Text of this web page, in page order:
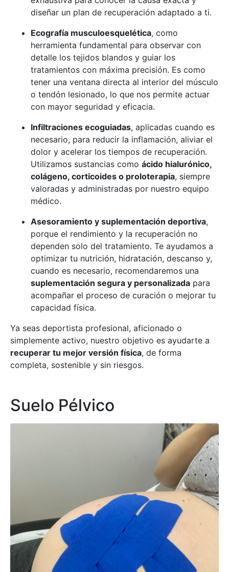
diseñar un plan de recuperación adaptado a ti.
Ecografía musculoesquelética, como
herramienta fundamental para observar con
detalle los tejidos blandos y guiar los
tratamientos con máxima precisión. Es como
tener una ventana directa al interior del músculo
o tendón lesionado, lo que nos permite actuar
con mayor seguridad y eficacia.
Infiltraciones ecoguiadas, aplicadas cuando es
necesario, para reducir la inflamación, aliviar el
dolor y acelerar los tiempos de recuperación.
Utilizamos sustancias como ácido hialurónico,
colágeno, corticoides o proloterapia, siempre
valoradas y administradas por nuestro equipo
médico.
Asesoramiento y suplementación deportiva,
porque el rendimiento y la recuperación no
dependen solo del tratamiento. Te ayudamos a
optimizar tu nutrición, hidratación, descanso y,
cuando es necesario, recomendaremos una
suplementación segura y personalizada para
acompañar el proceso de curación o mejorar tu
capacidad física.
Ya seas deportista profesional, aficionado o
simplemente activo, nuestro objetivo es ayudarte a
recuperar tu mejor versión física, de forma
completa, sostenible y sin riesgos.
Suelo Pélvico